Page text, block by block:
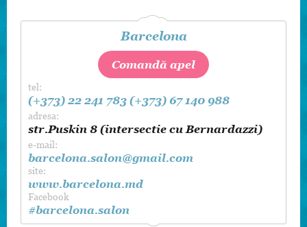
Barcelona
Comandă apel
tel:
(+373) 22 241 783 (+373) 67 140 988
adresa:
str.Puskin 8 (intersectie cu Bernardazzi)
e-mail:
barcelona.salon@gmail.com
site:
www.barcelona.md
Facebook
#barcelona.salon